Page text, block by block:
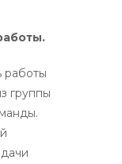
работы
группы